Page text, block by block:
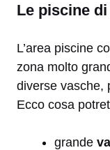
Le piscine
L’area piscine
zona molto
diverse vasche,
Ecco cosa
grande